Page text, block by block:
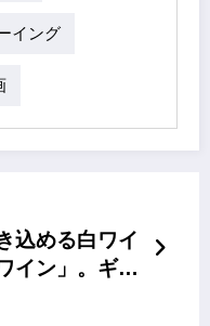
イング
込める白ワイ
イン」。ギフ